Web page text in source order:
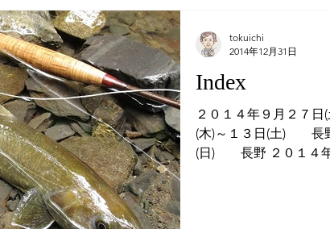
2018 report 2017 report
2011 report 2010 report Index
２０１４年９月２７
(木)～１３日(土) 長
(日) 長野 ２０１４
tokuichi
2014年12月31日